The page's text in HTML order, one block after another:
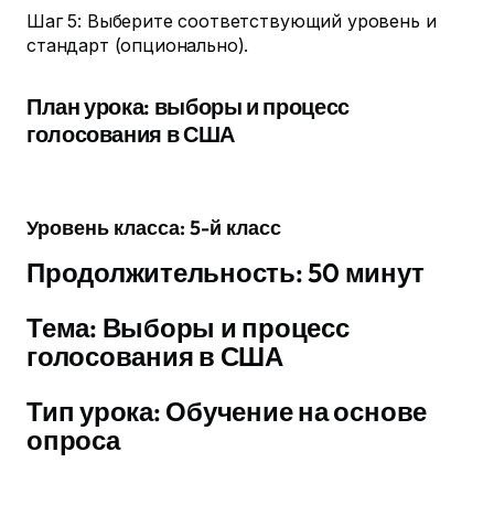
Шаг 5: Выберите соответствующий уровень и
стандарт (опционально).
План урока: выборы и процесс
голосования в США
Уровень класса: 5-й класс
Продолжительность: 50 минут
Тема: Выборы и процесс
голосования в США
Тип урока: Обучение на основе
опроса